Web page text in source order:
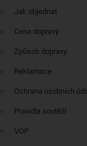
Jak objednat
Cena dopravy
Způsob dopravy
Reklamace
Ochrana osobních
Pravidla soutěží
VOP